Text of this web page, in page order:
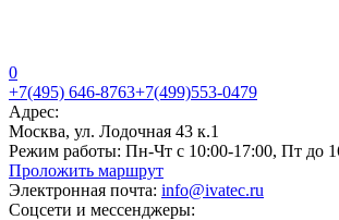
0
+7(495) 646-8763+7(499)553-0479
Адрес:
Москва, ул. Лодочная 43 к.1
Режим работы: Пн-Чт с 10:00-17:00, Пт до
Проложить маршрут
Электронная почта: info@ivatec.ru
Соцсети и мессенджеры: